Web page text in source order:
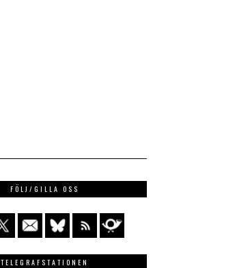
FÖLJ/GILLA OSS
TELEGRAFSTATIONEN